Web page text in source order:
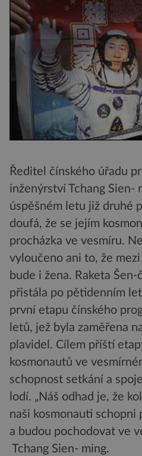
Ředitel čínského úřadu
inženýrství Tchang Sien-
úspěšném letu již druhé
doufá, že se jejím
procházka ve vesmíru.
vyloučeno ani to, že
bude i žena. Raketa
přistála po pětidenním
první etapu čínského
letů, jež byla zaměřena
plavidel. Cílem příští
kosmonautů ve
schopnost setkání a
lodí. „Náš odhad je, že
naši kosmonauti schopni
a budou pochodovat ve
Tchang Sien- ming.